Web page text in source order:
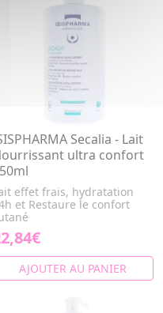
Secalia - Lait
ultra confort
effet frais, hydratation
et Restaure le confort
AJOUTER AU PANIER